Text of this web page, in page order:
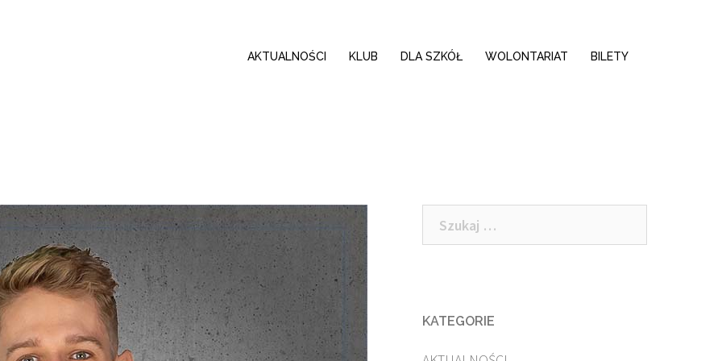
AKTUALNOŚCI KLUB DLA SZKÓŁ WOLONTARIAT BILETY
Szukaj:
KATEGORIE